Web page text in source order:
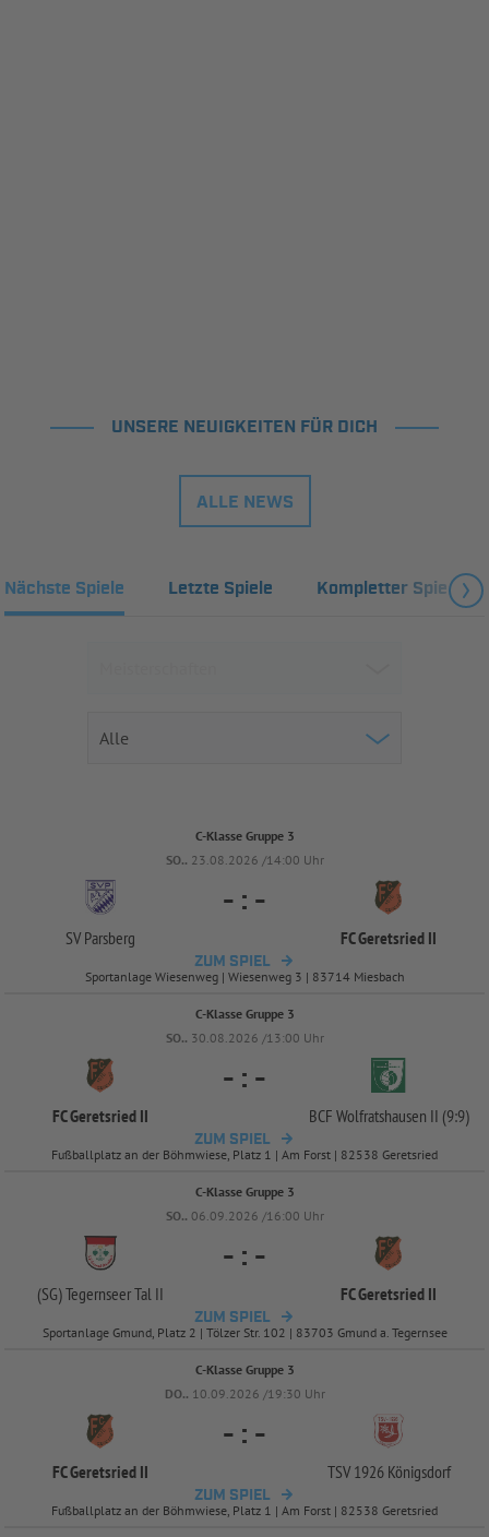
UNSERE NEUIGKEITEN FÜR DICH
ALLE NEWS
Nächste Spiele Letzte Spiele Kompletter Spielplan
C-Klasse Gruppe 3
SO.. 23.08.2026 /14:00 Uhr
SV Parsberg
- : -
FC Geretsried II
ZUM SPIEL
Sportanlage Wiesenweg | Wiesenweg 3 | 83714 Miesbach
C-Klasse Gruppe 3
SO.. 30.08.2026 /13:00 Uhr
FC Geretsried II
- : -
BCF Wolfratshausen II (9:9)
ZUM SPIEL
Fußballplatz an der Böhmwiese, Platz 1 | Am Forst | 82538 Geretsried
C-Klasse Gruppe 3
SO.. 06.09.2026 /16:00 Uhr
(SG) Tegernseer Tal II
- : -
FC Geretsried II
ZUM SPIEL
Sportanlage Gmund, Platz 2 | Tölzer Str. 102 | 83703 Gmund a. Tegernsee
C-Klasse Gruppe 3
DO.. 10.09.2026 /19:30 Uhr
FC Geretsried II
- : -
TSV 1926 Königsdorf
ZUM SPIEL
Fußballplatz an der Böhmwiese, Platz 1 | Am Forst | 82538 Geretsried